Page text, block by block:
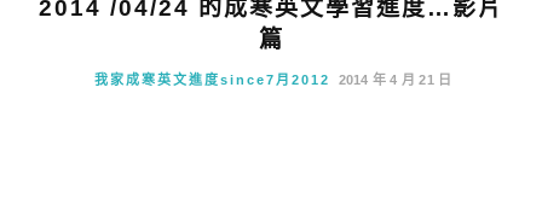
2014 /04/24 的成寒英文學習進度…影片
篇
我家成寒英文進度since7月2012 2014 年 4 月 21 日